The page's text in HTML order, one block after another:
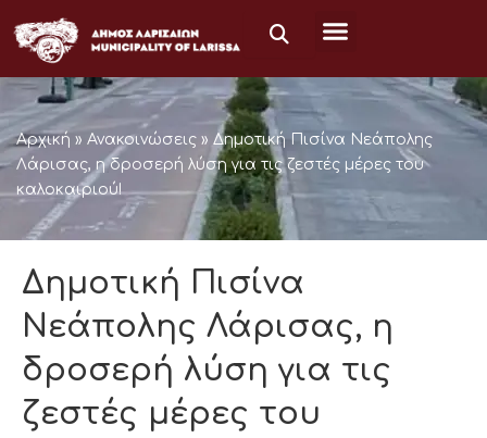
στο
περιεχόμενο
Αρχική » Ανακοινώσεις » Δημοτική Πισίνα Νεάπολης
Λάρισας, η δροσερή λύση για τις ζεστές μέρες του
καλοκαιριού!
Δημοτική Πισίνα
Νεάπολης Λάρισας, η
δροσερή λύση για τις
ζεστές μέρες του